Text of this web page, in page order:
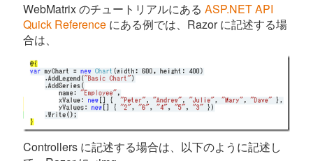
WebMatrix のチュートリアルにある ASP.NET API
Quick Reference にある例では、Razor に記述する場
合は、
Controllers に記述する場合は、以下のように記述し